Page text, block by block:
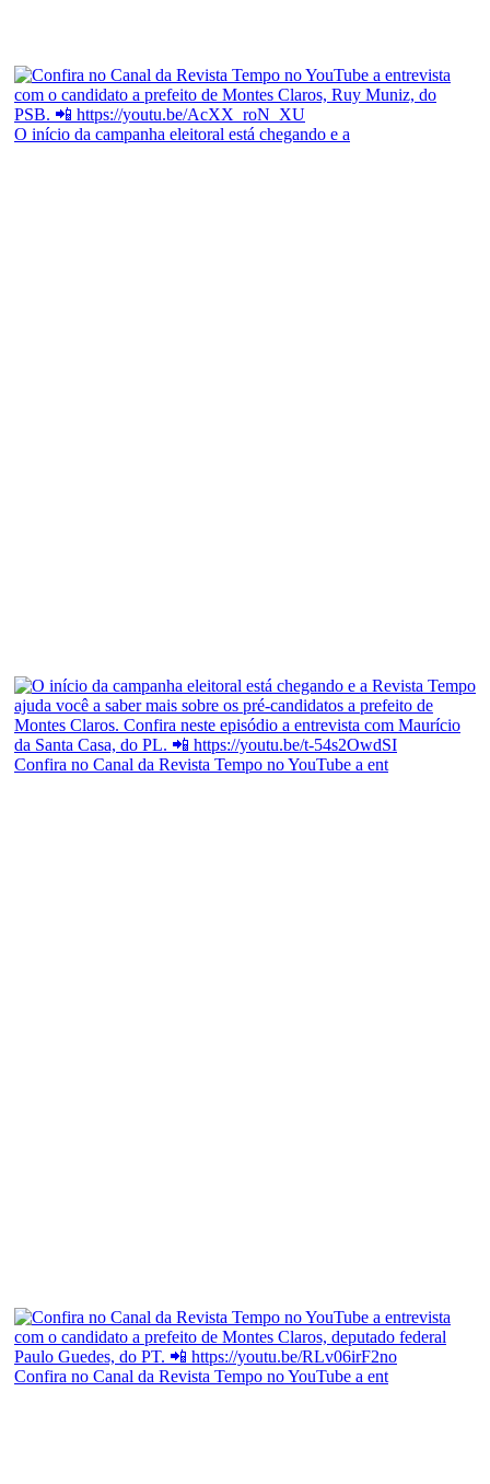
O início da campanha eleitoral está chegando e a
Confira no Canal da Revista Tempo no YouTube a ent
Confira no Canal da Revista Tempo no YouTube a ent